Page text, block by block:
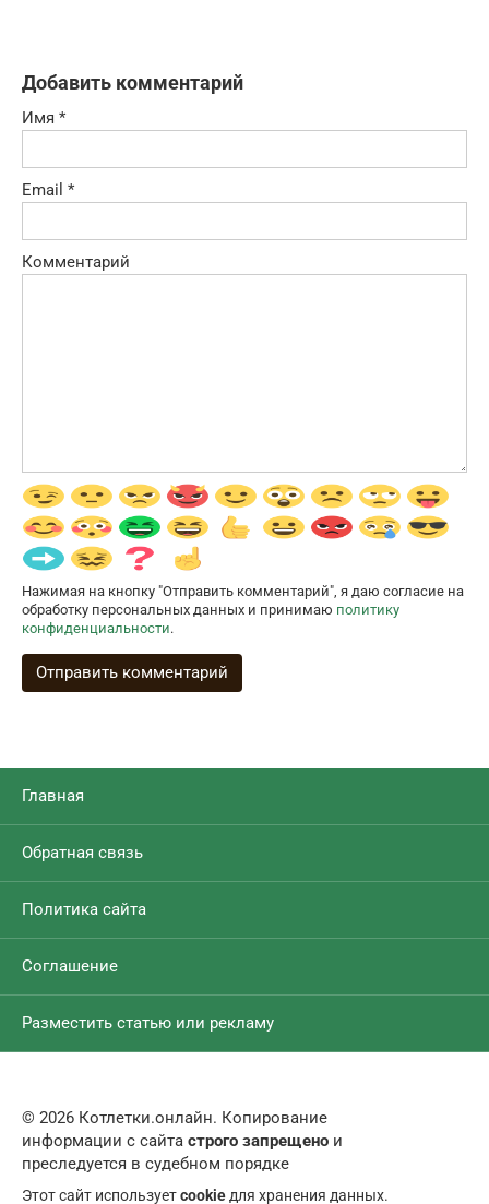
Добавить комментарий
Имя *
Email *
Комментарий
Нажимая на кнопку "Отправить комментарий", я даю согласие на
обработку персональных данных и принимаю политику
конфиденциальности.
Главная
Обратная связь
Политика сайта
Соглашение
Разместить статью или рекламу
© 2026 Котлетки.онлайн. Копирование
информации с сайта строго запрещено и
преследуется в судебном порядке
Этот сайт используетcookie для хранения данных.